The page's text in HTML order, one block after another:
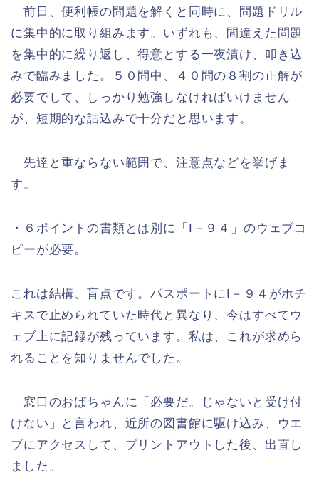
前日、便利帳の問題を解くと同時に、問題ドリル
に集中的に取り組みます。いずれも、間違えた問題
を集中的に繰り返し、得意とする一夜漬け、叩き込
みで臨みました。５０問中、４０問の８割の正解が
必要でして、しっかり勉強しなければいけません
が、短期的な詰込みで十分だと思います。
先達と重ならない範囲で、注意点などを挙げま
す。
・
６ポイントの書類とは別に「I－９４」のウェブコ
ピーが必要。
これは結構、盲点です。パスポートにI－９４がホチ
キスで止められていた時代と異なり、今はすべてウ
ェブ上に記録が残っています。私は、これが求めら
れることを知りませんでした。
窓口のおばちゃんに「必要だ。じゃないと受け付
けない」と言われ、近所の図書館に駆け込み、ウエ
ブにアクセスして、プリントアウトした後、出直し
ました。